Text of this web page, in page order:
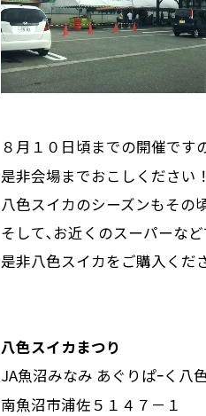
８月１０日頃までの開催です
是非会場までおこしください！
八色スイカのシーズンもその
そして､お近くのスーパーなど
是非八色スイカをご購入くだ
八色スイカまつり
JA魚沼みなみ あぐりぱｰく八
南魚沼市浦佐５１４７－１